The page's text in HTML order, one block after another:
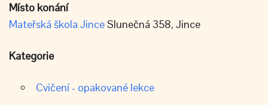
Místo konání
Mateřská škola JinceSlunečná 358, Jince
Kategorie
Cvičení - opakované lekce